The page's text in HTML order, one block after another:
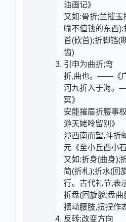
油画记》
又如:骨折;兰摧玉
喻不值钱的东西
首(砍首);折脚铛(
齿)
引申为曲折;弯
折,曲也。——《
河九折入于海。
冥》
安能摧眉折腰事
游天姥呤留别》
潭西南而望,斗折
元《至小丘西小石
又如:折身(曲身);
简(折札);折水(回
行。古代礼节,表
折盘(回旋貌;盘
摆动腰肢,扭捏作
反转;改变方向